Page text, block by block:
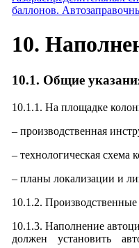
баллонов.
10.
10.1. Общие
10.1.1. На площадке
– производственная
– технологическая схема
– планы локализации и
10.1.2.
10.1.3. Наполнение
должен установить